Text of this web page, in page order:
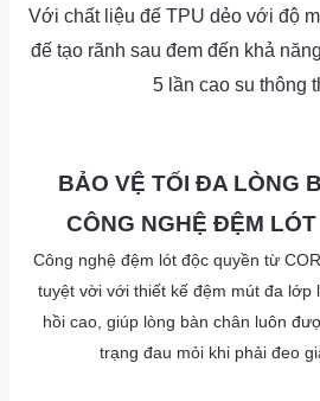
Với chất liệu đế TPU dẻo với độ
đế tạo rãnh sau đem đến khả
5 lần cao su thông
BẢO VỆ TỐI ĐA LÒNG
CÔNG NGHỆ ĐỆM
Công nghệ đệm lót độc quyền từ
tuyệt vời với thiết kế đệm mút đa lớp
hồi cao, giúp lòng bàn chân luôn
trạng đau mỏi khi phải đeo